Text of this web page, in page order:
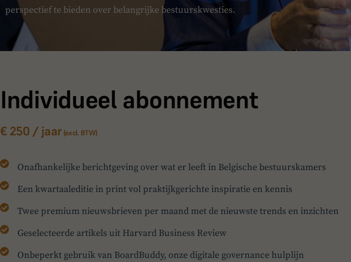
perspectief te bieden over belangrijke bestuurskwesties.
Individueel abonnement
€ 250 / jaar(excl. BTW)
Onafhankelijke berichtgeving over wat er leeft in Belgische bestuurskamers
Een kwartaaleditie in print vol praktijkgerichte inspiratie en kennis
Twee premium nieuwsbrieven per maand met de nieuwste trends en inzichten
Geselecteerde artikels uit Harvard Business Review
Onbeperkt gebruik van BoardBuddy, onze digitale governance hulplijn